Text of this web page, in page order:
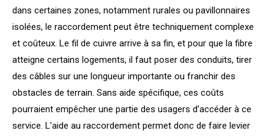
dans certaines zones, notamment rurales ou pavillonnaires
isolées, le raccordement peut être techniquement complexe
et coûteux. Le fil de cuivre arrive à sa fin, et pour que la fibre
atteigne certains logements, il faut poser des conduits, tirer
des câbles sur une longueur importante ou franchir des
obstacles de terrain. Sans aide spécifique, ces coûts
pourraient empêcher une partie des usagers d’accéder à ce
service. L’aide au raccordement permet donc de faire levier